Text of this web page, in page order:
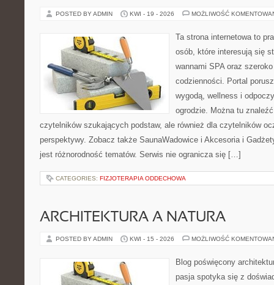
POSTED BY ADMIN KWI - 19 - 2026 MOŻLIWOŚĆ
Ta strona internetowa to
osób, które interesują się
wannami SPA oraz
codzienności. Portal
wygodą, wellness i
ogrodzie. Można tu
czytelników szukających podstaw, ale również dla czytelników
perspektywy. Zobacz także SaunaWadowice i Akcesoria i
jest różnorodność tematów. Serwis nie ogranicza się […]
CATEGORIES: FIZJOTERAPIA ODDECHOWA
ARCHITEKTURA A NATURA
POSTED BY ADMIN KWI - 15 - 2026 MOŻLIWOŚĆ
Blog poświęcony
pasja spotyka się z